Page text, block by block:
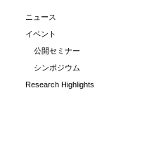
ニュース
イベント
公開セミナー
シンポジウム
Research Highlights